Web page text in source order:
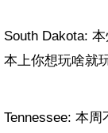
South Dakota:
本上你想玩啥就
Tennessee: 本